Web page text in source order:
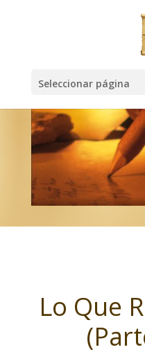
Seleccionar página
Lo Que